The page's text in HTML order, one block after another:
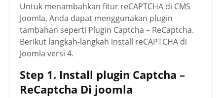
Untuk menambahkan fitur reCAPTCHA di CMS
Joomla, Anda dapat menggunakan plugin
tambahan seperti Plugin Captcha – ReCaptcha.
Berikut langkah-langkah install reCAPTCHA di
Joomla versi 4.
Step 1. Install plugin Captcha –
ReCaptcha Di joomla